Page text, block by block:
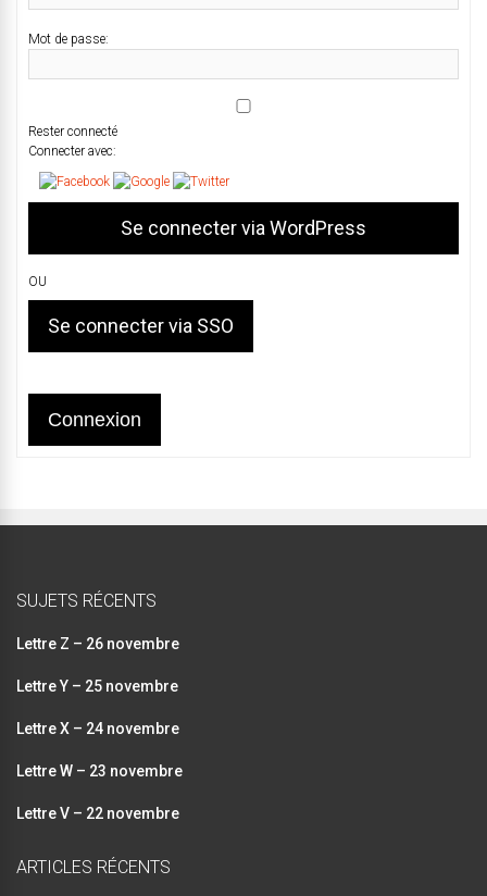
Mot de passe:
Rester connecté
Connecter avec:
OU
Se connecter via SSO
Connexion
SUJETS RÉCENTS
Lettre Z – 26 novembre
Lettre Y – 25 novembre
Lettre X – 24 novembre
Lettre W – 23 novembre
Lettre V – 22 novembre
ARTICLES RÉCENTS